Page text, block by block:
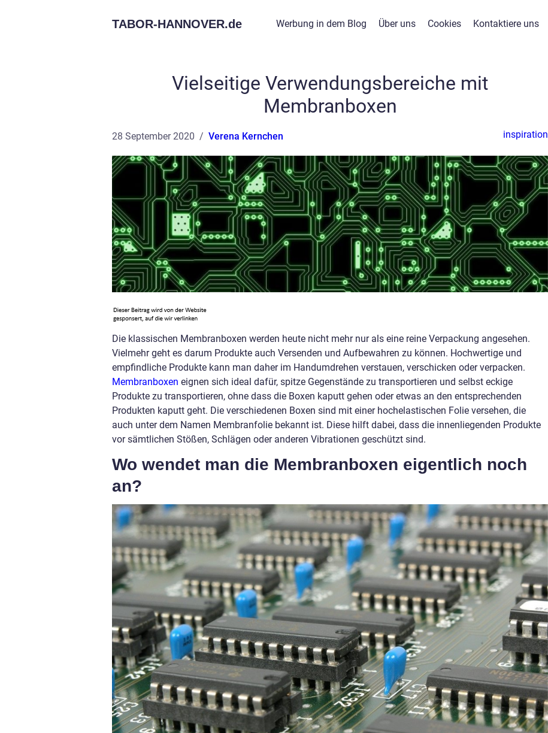
TABOR-HANNOVER.de Werbung in dem Blog Über uns Cookies Kontaktiere uns
Vielseitige Verwendungsbereiche mit
Membranboxen
28 September 2020 Verena Kernchen inspiration
Die klassischen Membranboxen werden heute nicht mehr nur als eine reine Verpackung angesehen.
Vielmehr geht es darum Produkte auch Versenden und Aufbewahren zu können. Hochwertige und
empfindliche Produkte kann man daher im Handumdrehen verstauen, verschicken oder verpacken.
Membranboxen eignen sich ideal dafür, spitze Gegenstände zu transportieren und selbst eckige
Produkte zu transportieren, ohne dass die Boxen kaputt gehen oder etwas an den entsprechenden
Produkten kaputt geht. Die verschiedenen Boxen sind mit einer hochelastischen Folie versehen, die
auch unter dem Namen Membranfolie bekannt ist. Diese hilft dabei, dass die innenliegenden Produkte
vor sämtlichen Stößen, Schlägen oder anderen Vibrationen geschützt sind.
Wo wendet man die Membranboxen eigentlich noch
an?